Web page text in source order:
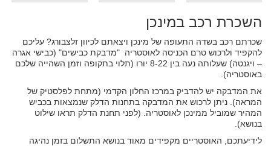
השכרת רכב במינכן
שכרתם רכב בשדה התעופה של מינכן ויצאתם לכיוון זלצבורג? עליכם
להקפיד ולרכוש טרם הכניסה לאוסטריה "מדבקת כבישים" (כבישי אגרה
– ויגנטה) שעלותה נעה בין 8-22 יורו (תלוי בתקופה וזמן השהייה שלכם
באוסטריה).
את המדבקה יש להדביק במרכז החלון הקדמי (מתחת לפלסטיק של
המראה). ניתן לרכוש את המדבקה בתחנות הדלק שנמצאות בכביש
המהיר שמוביל ממינכן לאוסטריה. (לפני תחנת הדלק תראו שילוט
בנושא).
לידיעתכם, האוסטריים מקפידים מאוד בנושא התשלום בזמן נהיגה